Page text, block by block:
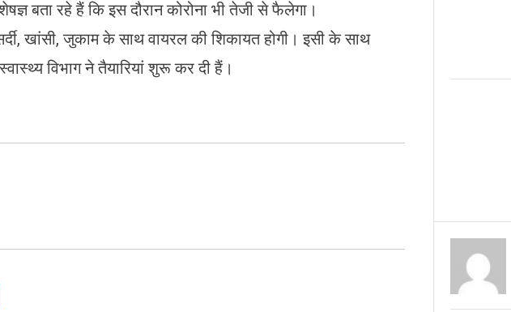
बता रहे हैं कि इस दौरान कोरोना भी तेजी से फैलेगा।
खांसी, जुकाम के साथ वायरल की शिकायत होगी। इसी के साथ
विभाग ने तैयारियां शुरू कर दी हैं।